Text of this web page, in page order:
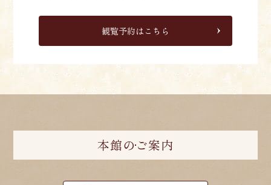
観覧予約はこちら
本館のご案内